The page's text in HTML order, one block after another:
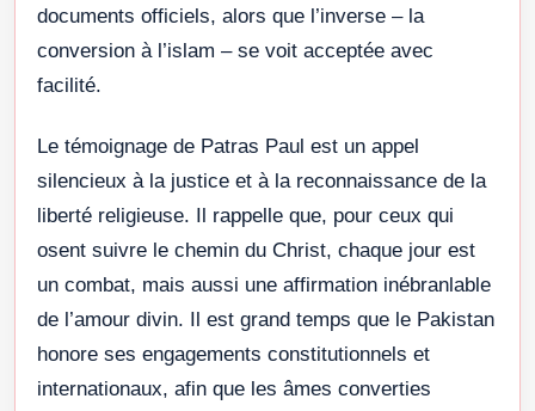
documents officiels, alors que l’inverse – la
conversion à l’islam – se voit acceptée avec
facilité.
Le témoignage de Patras Paul est un appel
silencieux à la justice et à la reconnaissance de la
liberté religieuse. Il rappelle que, pour ceux qui
osent suivre le chemin du Christ, chaque jour est
un combat, mais aussi une affirmation inébranlable
de l’amour divin. Il est grand temps que le Pakistan
honore ses engagements constitutionnels et
internationaux, afin que les âmes converties